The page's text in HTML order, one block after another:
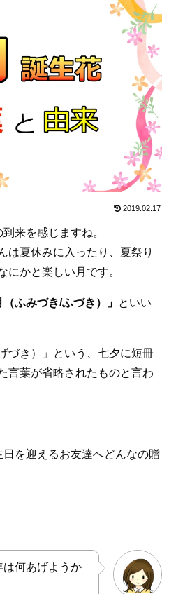
2019.02.17
来を感じますね。
は夏休みに入ったり、夏祭り
にかと楽しい月です。
（ふみづき/ふづき）」 といい
づき）」という、七夕に短冊
言葉が省略されたものと言わ
を迎えるお友達へどんなの贈
は何あげようか